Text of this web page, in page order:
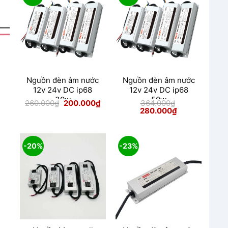
Nguồn đèn âm nước
12v 24v DC ip68
30w
260.000₫ Giá
gốc
200.000₫Giá
hiện
Nguồn đèn âm nước
12v 24v DC ip68
50w
364.000₫
Giá
gốc
280.000₫Giá
-20% -23%